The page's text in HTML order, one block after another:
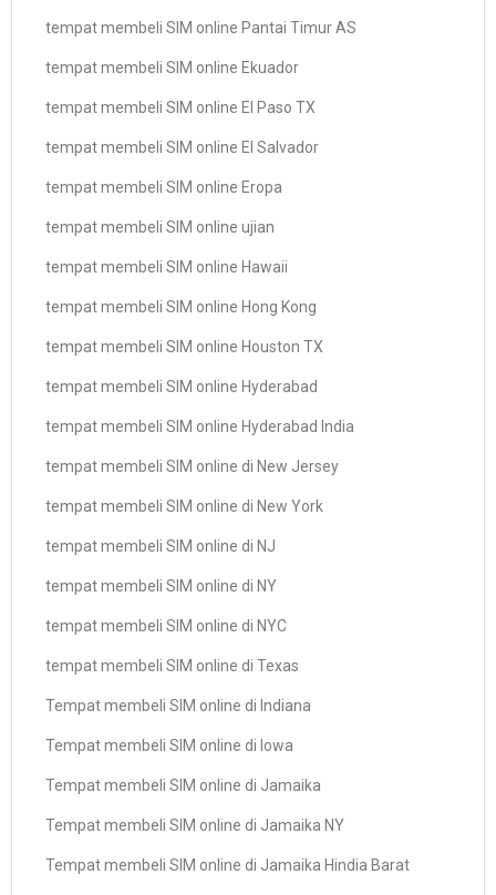
tempat membeli SIM online Pantai Timur AS
tempat membeli SIM online Ekuador
tempat membeli SIM online El Paso TX
tempat membeli SIM online El Salvador
tempat membeli SIM online Eropa
tempat membeli SIM online ujian
tempat membeli SIM online Hawaii
tempat membeli SIM online Hong Kong
tempat membeli SIM online Houston TX
tempat membeli SIM online Hyderabad
tempat membeli SIM online Hyderabad India
tempat membeli SIM online di New Jersey
tempat membeli SIM online di New York
tempat membeli SIM online di NJ
tempat membeli SIM online di NY
tempat membeli SIM online di NYC
tempat membeli SIM online di Texas
Tempat membeli SIM online di Indiana
Tempat membeli SIM online di Iowa
Tempat membeli SIM online di Jamaika
Tempat membeli SIM online di Jamaika NY
Tempat membeli SIM online di Jamaika Hindia Barat